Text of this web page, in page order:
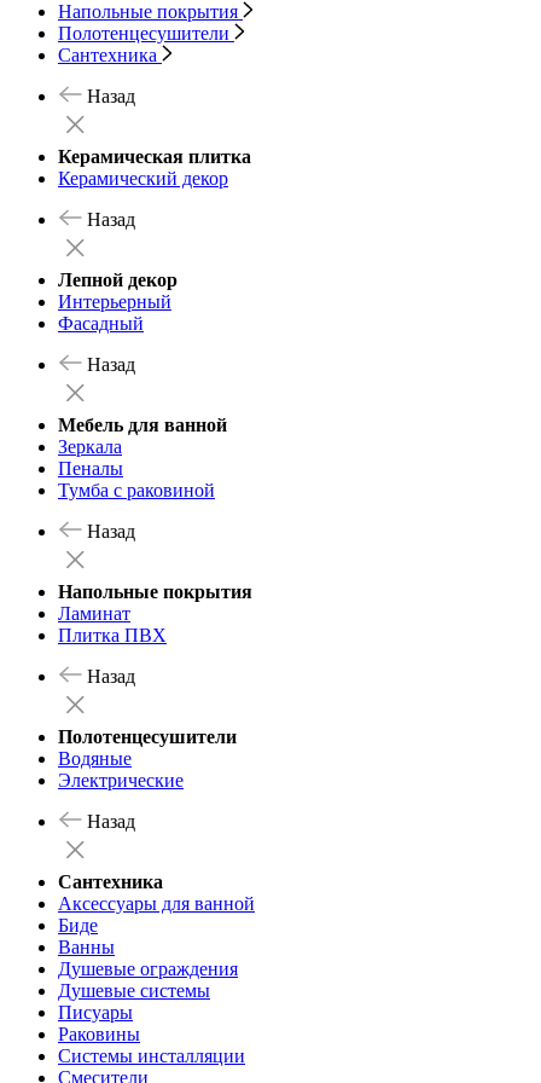
Напольные покрытия
Полотенцесушители
Сантехника
Назад
Керамическая плитка
Керамический декор
Назад
Лепной декор
Интерьерный
Фасадный
Назад
Мебель для ванной
Зеркала
Пеналы
Тумба с раковиной
Назад
Напольные покрытия
Ламинат
Плитка ПВХ
Назад
Полотенцесушители
Водяные
Электрические
Назад
Сантехника
Аксессуары для ванной
Биде
Ванны
Душевые ограждения
Душевые системы
Писуары
Раковины
Системы инсталляции
Смесители